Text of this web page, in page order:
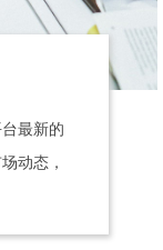
最新的
动态，